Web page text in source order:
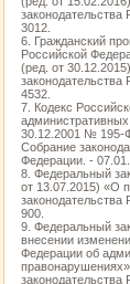
3012.
6. Гражданский
Российской
(ред. от
4532.
7. Кодекс
30.12.2001 № 195-
Собрание
Федерации. -
8. Федеральный
от 13.07.2015) «О
900.
9. Федеральный
внесении
Федерации об